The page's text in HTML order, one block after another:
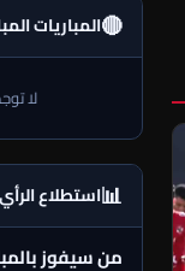
🔴المباريات
لا
📊استطلاع الرأي
من سيفوز